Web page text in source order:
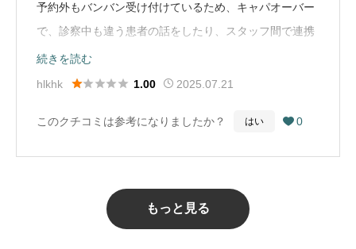
看護師に言われ、治療は進まず帰ってきました。親戚の
した。母には別の病院を勧めました。（Google Mapか
ら引用）
予約外もバンバン受け付けているため、キャパオーバー
で、診察中も違う患者の話をしたり、スタッフ間で連携
も取れていないせいで検査をやり直したり、患者に迷惑
がかかっています。それをなんとも思わないような人た
めてほしいです。（Google Mapから引用）
続きを読む
hlkhk
 1.00 2025.07.21
このクチコミは参考になりましたか？ はい  0
もっと見る